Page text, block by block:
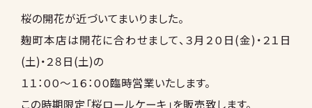
桜の開花が近づいてまいりました。
麹町本店は開花に合わせまして、３月２０日(金)・２１日
(土)・２８日(土)の
１１：００～１６：００臨時営業いたします。
この時期限定「桜ロールケーキ」を販売致します。